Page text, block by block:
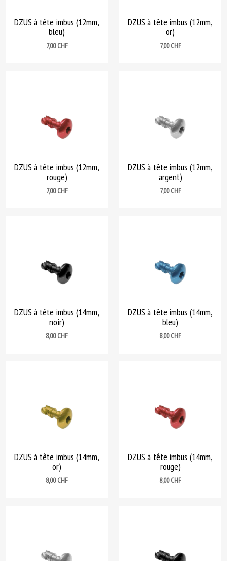
DZUS à tête imbus (12mm,
bleu)
Prix
7,00 CHF
DZUS à tête imbus (12mm,
or)
Prix
7,00 CHF
DZUS à tête imbus (12mm,
rouge)
Prix
7,00 CHF
DZUS à tête imbus (12mm,
argent)
Prix
7,00 CHF
DZUS à tête imbus (14mm,
noir)
Prix
8,00 CHF
DZUS à tête imbus (14mm,
bleu)
Prix
8,00 CHF
DZUS à tête imbus (14mm,
or)
Prix
8,00 CHF
DZUS à tête imbus (14mm,
rouge)
Prix
8,00 CHF